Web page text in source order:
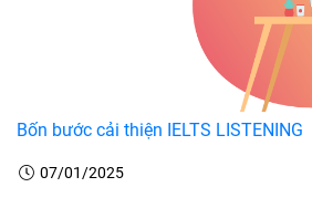
Bốn bước cải thiện IELTS LISTENING
07/01/2025